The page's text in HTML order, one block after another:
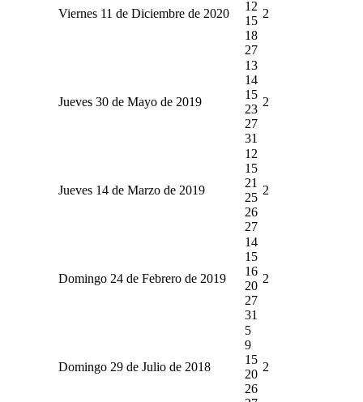
Viernes 11 de Diciembre de 2020
12
15
18
27
2
Jueves 30 de Mayo de 2019
13
14
15
23
27
31
2
Jueves 14 de Marzo de 2019
12
15
21
25
26
27
2
Domingo 24 de Febrero de 2019
14
15
16
20
27
31
2
Domingo 29 de Julio de 2018
5
9
15
20
26
2